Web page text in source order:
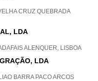
CRUZ QUEBRADA
LDA
ALENQUER, LISBOA
LDA
BARRA PACO ARCOS